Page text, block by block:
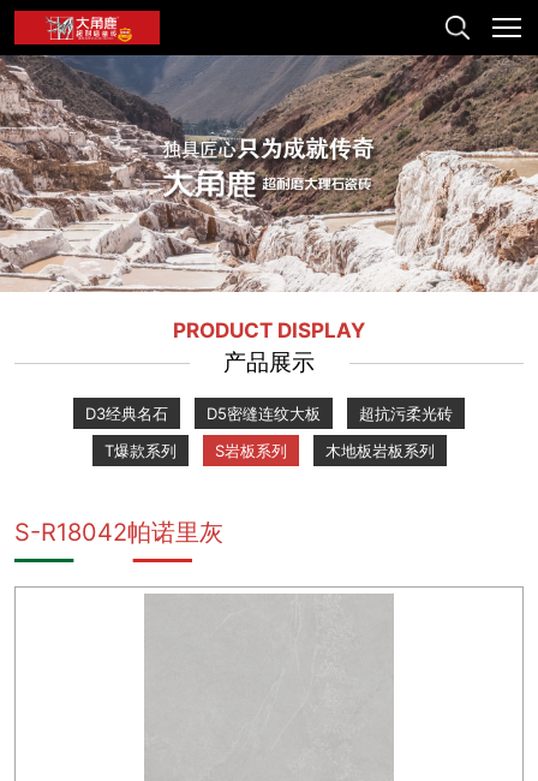
PRODUCT DISPLAY
产品展示
D3经典名石 D5密缝连纹大板
超抗污柔光砖
T爆款系列
S岩板系列 木地板岩板系列
S-R18042帕诺里灰